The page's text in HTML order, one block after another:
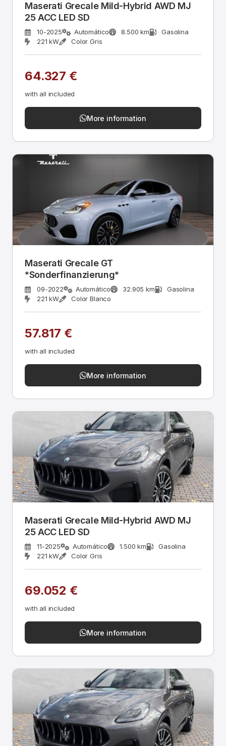
Maserati Grecale Mild-Hybrid AWD MJ
25 ACC LED SD
10-2025 Automático 8.500 km
Gasolina
221 kW
Color Gris
64.327 €
with all included
More information
Maserati Grecale GT
*Sonderfinanzierung*
09-2022 Automático 32.905 km
Gasolina
221 kW
Color Blanco
57.817 €
with all included
More information
Maserati Grecale Mild-Hybrid AWD MJ
25 ACC LED SD
11-2025 Automático 1.500 km
Gasolina
221 kW
Color Gris
69.052 €
with all included
More information